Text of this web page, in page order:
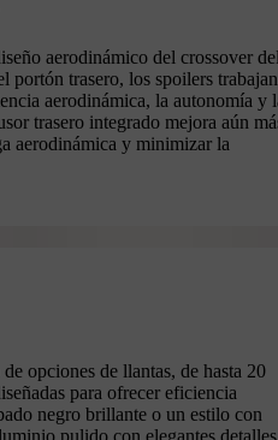
aerodinámico del crossover del
portón trasero, los spoilers trabajan
aerodinámica, la autonomía y
trasero integrado mejora aún
aerodinámica y minimizar la
opciones de llantas, de hasta 20
para ofrecer eficiencia
negro brillante o un estilo con
pulido con elegantes detalles